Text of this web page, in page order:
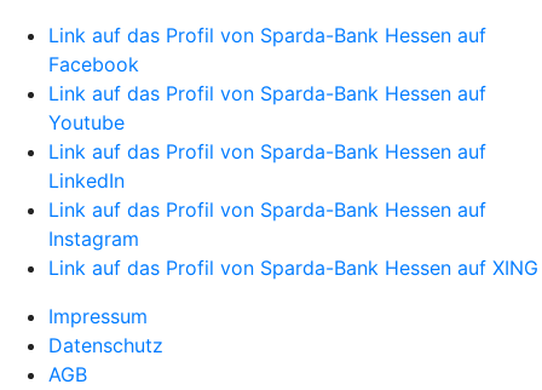
Link auf das Profil von Sparda-Bank Hessen auf
Facebook
Link auf das Profil von Sparda-Bank Hessen auf
Youtube
Link auf das Profil von Sparda-Bank Hessen auf
LinkedIn
Link auf das Profil von Sparda-Bank Hessen auf
Instagram
Link auf das Profil von Sparda-Bank Hessen auf XING
Impressum
Datenschutz
AGB